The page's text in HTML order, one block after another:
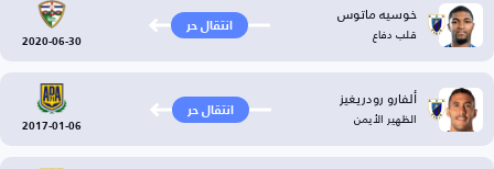
خوسيه ماتوس
قلب دفاع انتقال حر
2020-06-30
ألفارو رودريغيز
الظهير الأيمن انتقال حر
2017-01-06